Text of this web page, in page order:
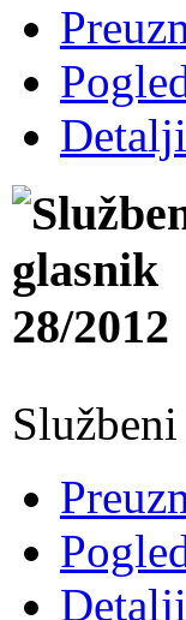
Detalji
Detalji